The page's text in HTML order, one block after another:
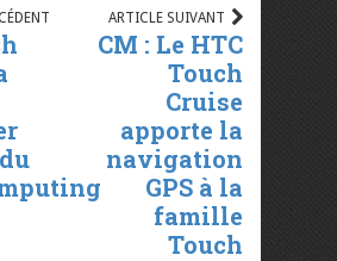
ARTICLE SUIVANT
CM : Le HTC
Touch
Cruise
apporte la
navigation
GPS à la
famille
Touch